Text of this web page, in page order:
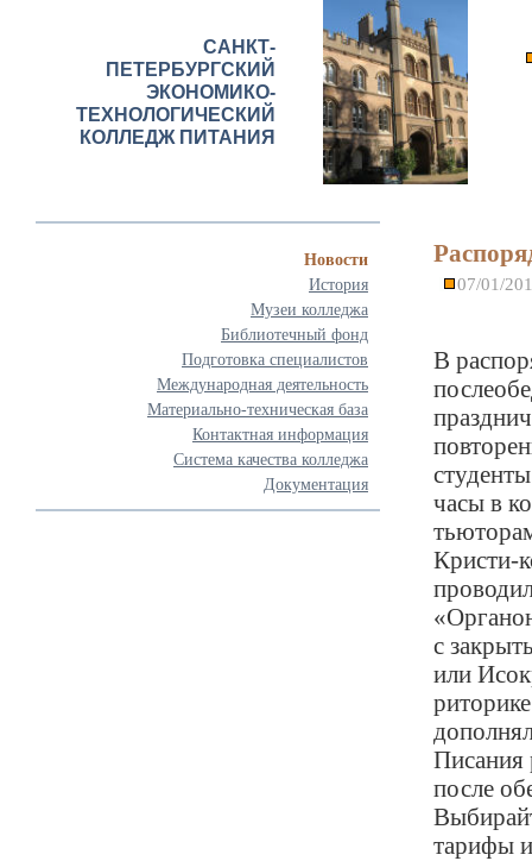
САНКТ-
ПЕТЕРБУРГСКИЙ
ЭКОНОМИКО-
ТЕХНОЛОГИЧЕСКИЙ
КОЛЛЕДЖ ПИТАНИЯ
Новости
История
Музеи колледжа
Библиотечный фонд
Подготовка специалистов
Международная деятельность
Материально-техническая база
Контактная информация
Система качества колледжа
Документация
07/01/
В
часы в
Кристи-
с
или
Писания
после
тарифы